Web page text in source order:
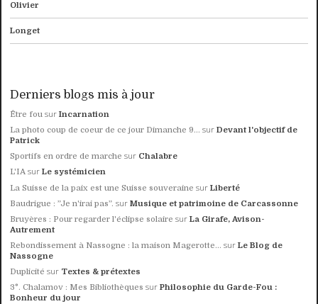
Olivier
Longet
Derniers blogs mis à jour
Être fou surIncarnation
La photo coup de coeur de ce jour Dimanche 9... surDevant l'objectif de
Patrick
Sportifs en ordre de marche sur Chalabre
L'IA surLe systémicien
La Suisse de la paix est une Suisse souveraine surLiberté
Baudrigue : ”Je n'irai pas”. surMusique et patrimoine de Carcassonne
Bruyères : Pour regarder l'éclipse solaire surLa Girafe, Avison-
Autrement
Rebondissement à Nassogne : la maison Magerotte... surLe Blog de
Nassogne
Duplicité sur Textes & prétextes
3°. Chalamov : Mes Bibliothèques surPhilosophie du Garde-Fou :
Bonheur du jour